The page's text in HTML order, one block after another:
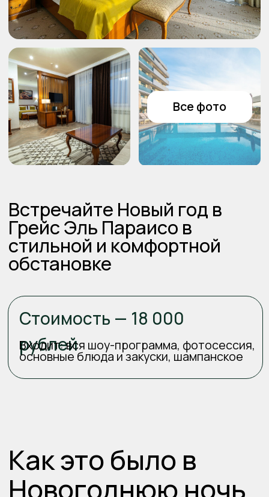
– +
Согласен(-на) с политикой
конфиденциальности и публичной
офертой
Отправить
Наш менеджер с вами свяжется в
течение 2-х часов, если не хотите
ждать свяжитесь с нами по телефону:
+7 (928) 294 52−42
лучшие условия и идеальную посадку.